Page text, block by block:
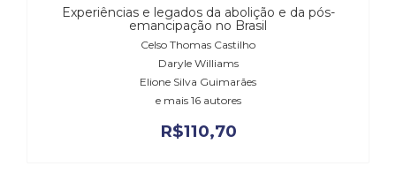
Experiências e legados da abolição e da pós-
emancipação no Brasil
Celso Thomas Castilho
Daryle Williams
Elione Silva Guimarães
e mais 16 autores
R$110,70